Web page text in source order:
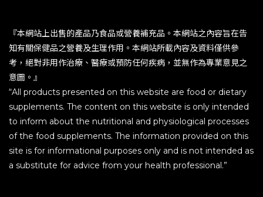
『本網站上出售的產品乃食品或營養補充品。本網站之內容旨在告
知有關保健品之營養及生理作用。本網站所載內容及資料僅供參
考，絕對非用作治療、醫療或預防任何疾病，並無作為專業意見之
意圖。』
“All products presented on this website are food or dietary
supplements. The content on this website is only intended
to inform about the nutritional and physiological processes
of the food supplements. The information provided on this
site is for informational purposes only and is not intended as
a substitute for advice from your health professional.”